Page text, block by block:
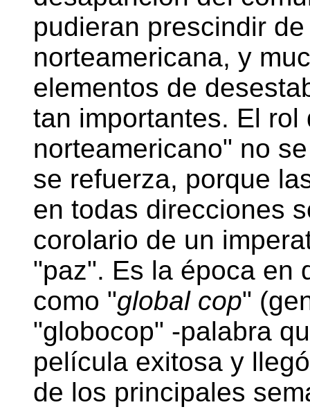
pudieran prescindir
norteamericana, y
elementos de
tan importantes. El rol
norteamericano" no
se refuerza, porque
en todas direcciones
corolario de un
"paz". Es la época en
como "global cop"
"globocop" -palabra
película exitosa y
de los principales